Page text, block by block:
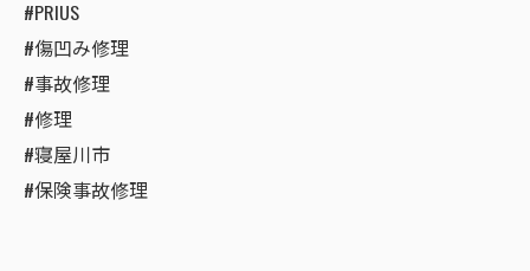
#PRIUS
#傷凹み修理
#事故修理
#修理
#寝屋川市
#保険事故修理